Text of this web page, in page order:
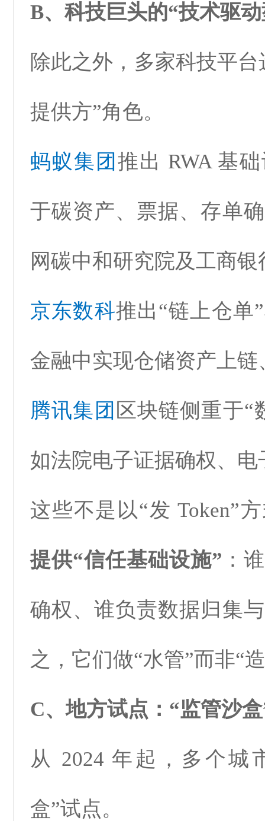
B、科技巨头的“技术驱
除此之外，多家科技平
提供方”角色。
蚂蚁集团 推出 RWA 基
于碳资产、票据、存单
网碳中和研究院及工商银
京东数科推出“链上仓单
金融中实现仓储资产上
腾讯集团 区块链侧重于“
如法院电子证据确权、
这些不是以“发 Token”
提供“信任基础设施” ：
确权、谁负责数据归集
之，它们做“水管”而非“
C、地方试点：“监管沙
从 2024 年起，多个城
盒”试点。